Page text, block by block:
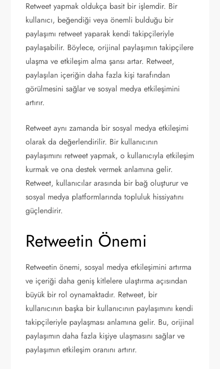
Retweet yapmak oldukça basit bir işlemdir. Bir
kullanıcı, beğendiği veya önemli bulduğu bir
paylaşımı retweet yaparak kendi takipçileriyle
paylaşabilir. Böylece, orijinal paylaşımın takipçilere
ulaşma ve etkileşim alma şansı artar. Retweet,
paylaşılan içeriğin daha fazla kişi tarafından
görülmesini sağlar ve sosyal medya etkileşimini
artırır.
Retweet aynı zamanda bir sosyal medya etkileşimi
olarak da değerlendirilir. Bir kullanıcının
paylaşımını retweet yapmak, o kullanıcıyla etkileşim
kurmak ve ona destek vermek anlamına gelir.
Retweet, kullanıcılar arasında bir bağ oluşturur ve
sosyal medya platformlarında topluluk hissiyatını
güçlendirir.
Retweetin Önemi
Retweetin önemi, sosyal medya etkileşimini artırma
ve içeriği daha geniş kitlelere ulaştırma açısından
büyük bir rol oynamaktadır. Retweet, bir
kullanıcının başka bir kullanıcının paylaşımını kendi
takipçileriyle paylaşması anlamına gelir. Bu, orijinal
paylaşımın daha fazla kişiye ulaşmasını sağlar ve
paylaşımın etkileşim oranını artırır.